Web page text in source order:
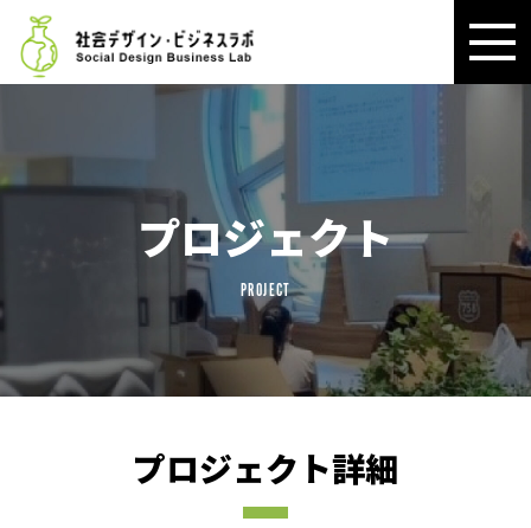
プロジェクト
PROJECT
プロジェクト詳細